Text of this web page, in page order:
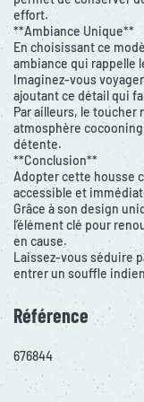
effort.
**Ambiance Unique**
En choisissant ce
ambiance qui rappelle
Imaginez-vous
ajoutant ce détail qui
Par ailleurs, le toucher
atmosphère
détente.
**Conclusion**
Adopter cette housse
accessible et
Grâce à son design
l’élément clé pour
en cause.
Laissez-vous séduire
entrer un souffle
Référence
676844